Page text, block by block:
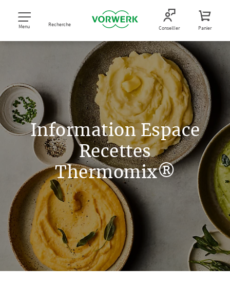
Menu Recherche Conseiller Panier
Information Espace
Recettes
Thermomix®